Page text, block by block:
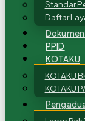
Standar
Daftar
PPID
KOTAKU
KOTAKU
KOTAKU